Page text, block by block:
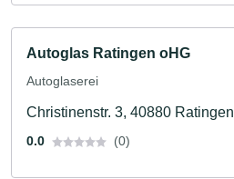
Autoglas Ratingen oHG
Autoglaserei
Christinenstr. 3, 40880 Ratingen
0.0 (0)